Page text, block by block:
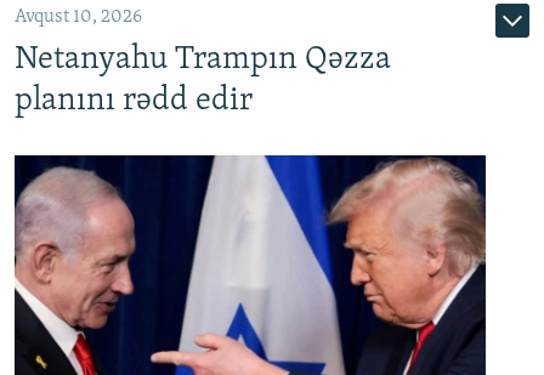
Avqust 10, 2026
Netanyahu Trampın Qəzza
planını rədd edir